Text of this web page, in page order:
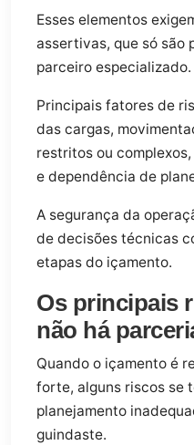
Esses elementos
assertivas, que só são
parceiro especializado.
Principais fatores de
das cargas,
restritos ou
e dependência de
A segurança da
de decisões técnicas
etapas do içamento.
Os principais
não há
Quando o içamento é
forte, alguns riscos se
planejamento
guindaste.